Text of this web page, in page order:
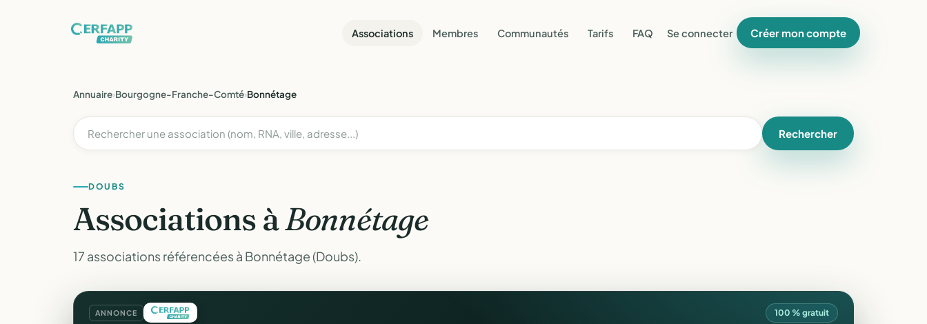
Associations Membres Communautés Tarifs FAQ Se connecter Créer mon compte
Annuaire›Bourgogne-Franche-Comté›Bonnétage
Rechercher
DOUBS
Associations àBonnétage
17 associations référencées à Bonnétage (Doubs).
ANNONCE 100 % gratuit